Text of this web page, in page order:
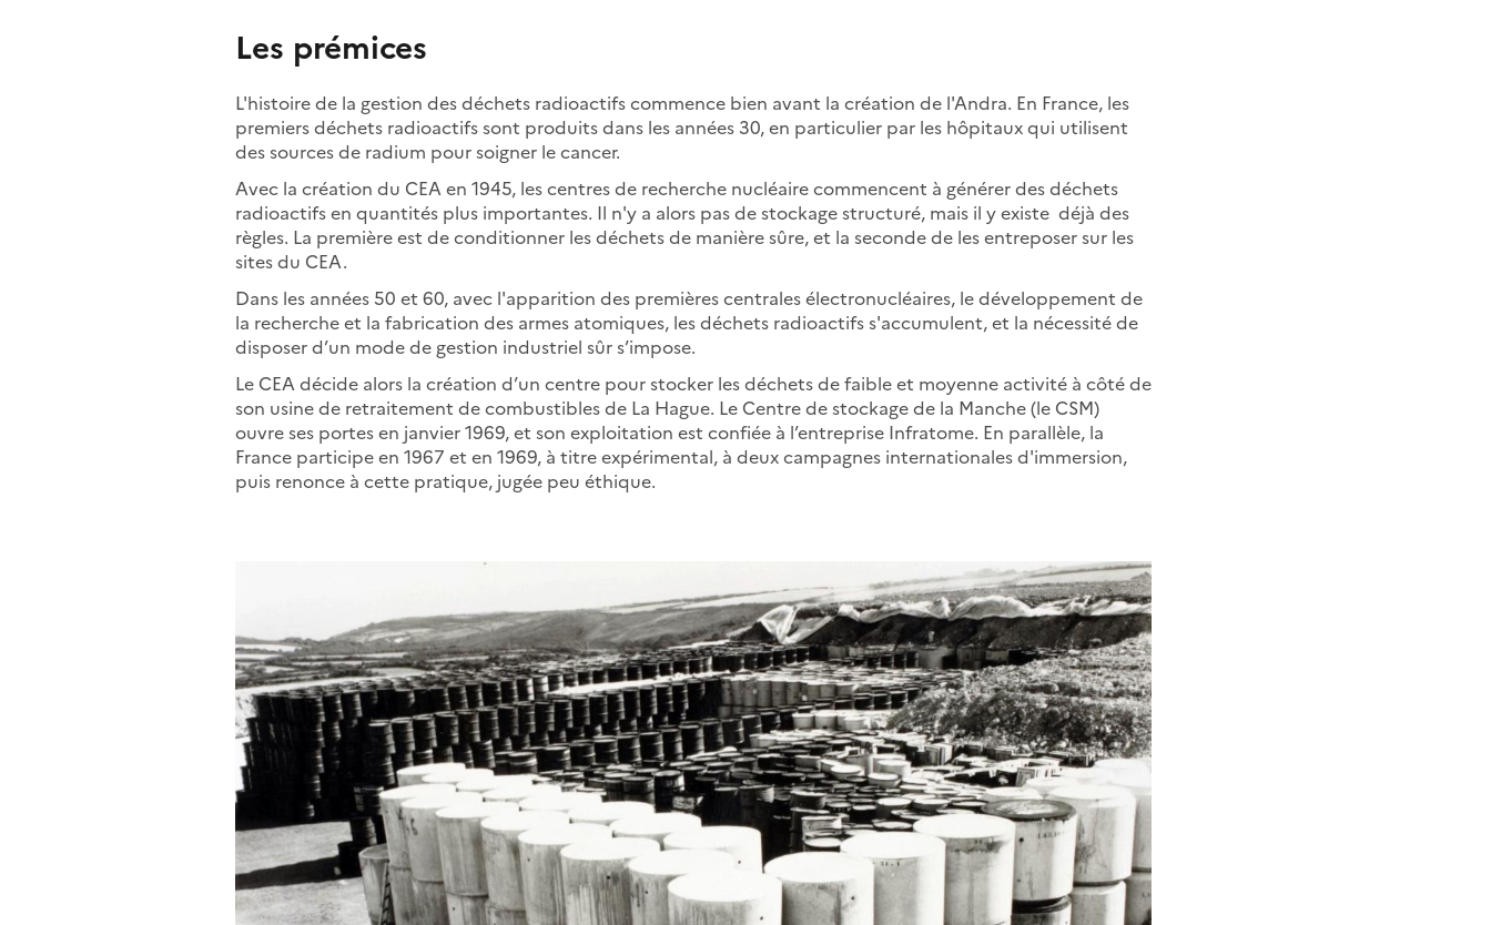
Les prémices
L'histoire de la gestion des déchets radioactifs commence bien avant la création de l'Andra. En France, les
premiers déchets radioactifs sont produits dans les années 30, en particulier par les hôpitaux qui utilisent
des sources de radium pour soigner le cancer.
Avec la création du CEA en 1945, les centres de recherche nucléaire commencent à générer des déchets
radioactifs en quantités plus importantes. Il n'y a alors pas de stockage structuré, mais il y existe déjà des
règles. La première est de conditionner les déchets de manière sûre, et la seconde de les entreposer sur les
sites du CEA.
Dans les années 50 et 60, avec l'apparition des premières centrales électronucléaires, le développement de
la recherche et la fabrication des armes atomiques, les déchets radioactifs s'accumulent, et la nécessité de
disposer d’un mode de gestion industriel sûr s’impose.
Le CEA décide alors la création d’un centre pour stocker les déchets de faible et moyenne activité à côté de
son usine de retraitement de combustibles de La Hague. Le Centre de stockage de la Manche (le CSM)
ouvre ses portes en janvier 1969, et son exploitation est confiée à l’entreprise Infratome. En parallèle, la
France participe en 1967 et en 1969, à titre expérimental, à deux campagnes internationales d'immersion,
puis renonce à cette pratique, jugée peu éthique.